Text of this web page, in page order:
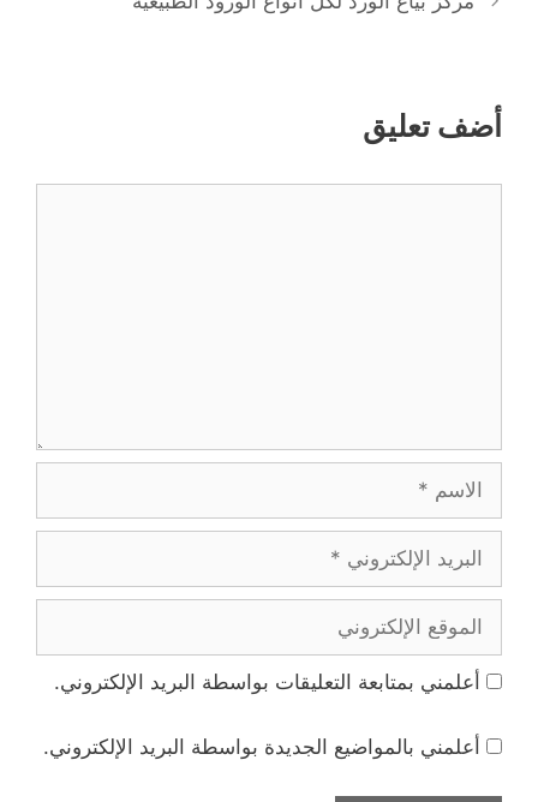
أضف تعليق
الاسم
البريد
الإلكتروني
الموقع
الإلكتروني
أعلمني بمتابعة التعليقات بواسطة البريد الإلكتروني.
أعلمني بالمواضيع الجديدة بواسطة البريد الإلكتروني.